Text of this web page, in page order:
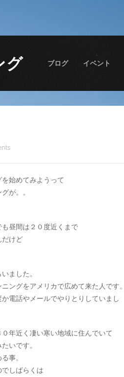
グ ブログ イベント
始めてみようって
が。。
昼間は２０度近くまで
だけど
ました。
ングをアメリカで広めて来た人です。
電話やメールでやりとりしていまし
年近く凄い寒い地域に住んでいて
いです。
事。
しばらくは